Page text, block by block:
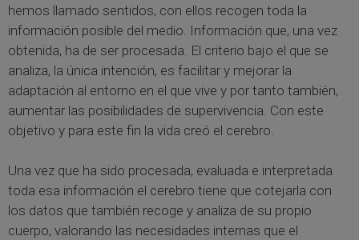
hemos llamado sentidos, con ellos recogen toda la
información posible del medio. Información que, una vez
obtenida, ha de ser procesada. El criterio bajo el que se
analiza, la única intención, es facilitar y mejorar la
adaptación al entorno en el que vive y por tanto también,
aumentar las posibilidades de supervivencia. Con este
objetivo y para este fin la vida creó el cerebro.
Una vez que ha sido procesada, evaluada e interpretada
toda esa información el cerebro tiene que cotejarla con
los datos que también recoge y analiza de su propio
cuerpo, valorando las necesidades internas que el